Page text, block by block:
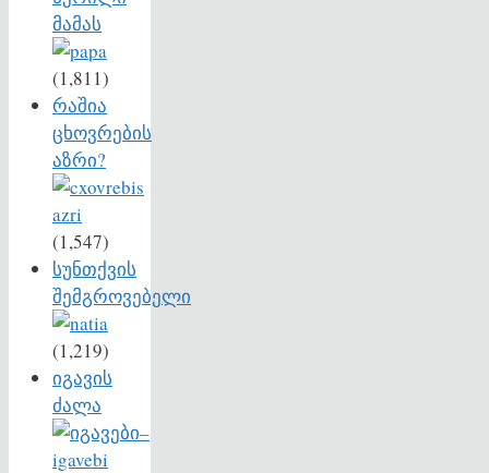
მამას
(1,811)
რაშია
ცხოვრების
აზრი?
(1,547)
სუნთქვის
შემგროვებელი
(1,219)
იგავის
ძალა